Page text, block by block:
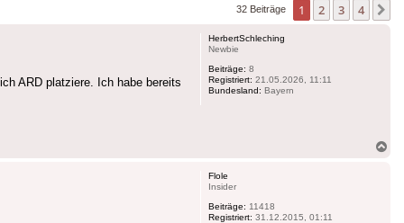
32 Beiträge 1 2 3 4
HerbertSchleching
Newbie
Beiträge: 8
Registriert: 21.05.2026, 11:11
Bundesland: Bayern
ARD platziere. Ich habe bereits
Flole
Insider
Beiträge: 11418
Registriert: 31.12.2015, 01:11